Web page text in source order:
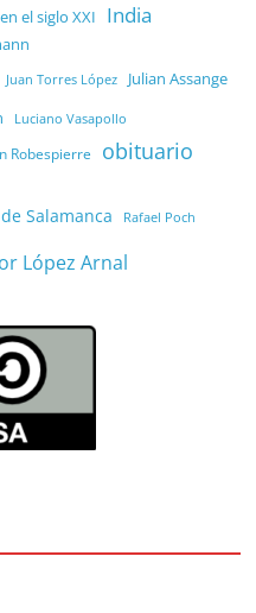
el siglo XXI India
Juan Torres López Julian Assange
Luciano Vasapollo
Robespierre
obituario
Salamanca Rafael Poch
López Arnal